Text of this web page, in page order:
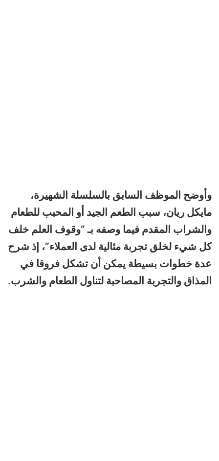
وأوضح الموظف السابق بالسلسلة الشهيرة،
مايكل ريان، سبب الطعم الجيد أو المحبب للطعام
والشراب المقدم فيما وصفه بـ ”وقوف العلم خلف
كل شيء لخلق تجربة مثالية لدى العملاء”، إذ شرح
عدة خطوات بسيطة يمكن أن تشكل فروقا في
المذاق والتجربة المصاحبة لتناول الطعام والشرب.